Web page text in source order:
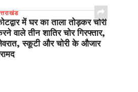
में घर का ताला तोड़कर चोरी
वाले तीन शातिर चोर गिरफ्तार,
स्कूटी और चोरी के औजार